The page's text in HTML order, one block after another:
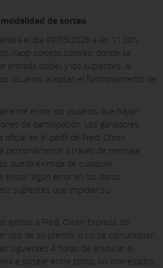
de sorteo
el día 09/03/2026 a las 11:00h,
app-sorteos.com/es, donde se
entrada doble) y los suplentes. Al
usuarios aceptan el funcionamiento de
entre los usuarios que hayan
de participación. Los ganadores
oficial en el perfil de Fred. Olsen
personalmente a través de mensaje
queda eximida de cualquier
existir algún error en los datos
suplentes que impidan su
ajenos a Fred. Olsen Express los
uso de su premio, o no se comuniquen
siguientes 4 horas de anunciar el
a sortear entre todos los interesados,